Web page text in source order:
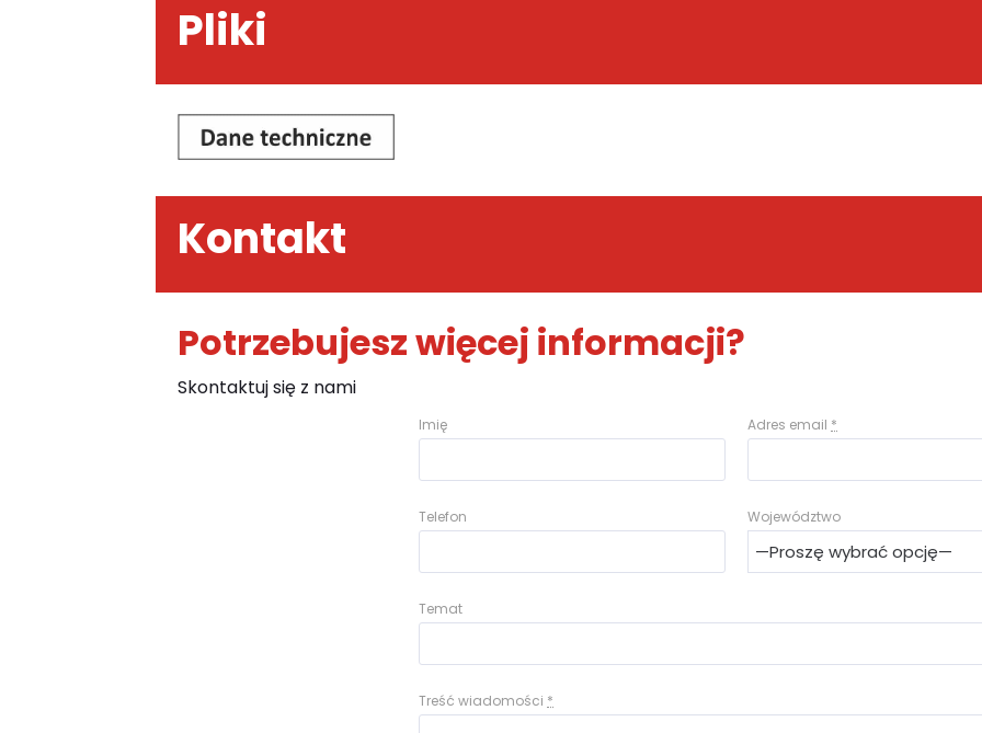
Pliki
Kontakt
Potrzebujesz więcej informacji?
Skontaktuj się z nami
Imię Adres email *
Telefon Województwo
Temat
Treść wiadomości *